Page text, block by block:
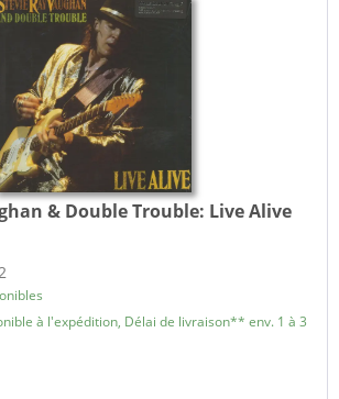
& Double Trouble: Live Alive
à l'expédition, Délai de livraison** env. 1 à 3